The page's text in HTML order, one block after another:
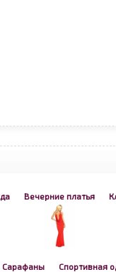
Вечерние платья
Сарафаны Спортивная